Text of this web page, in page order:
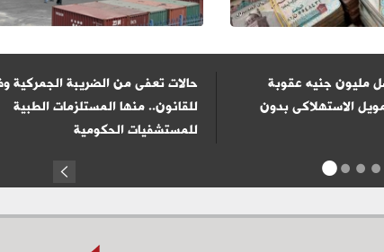
حالات تعفى من الضريبة الجمركية
للقانون.. منها المستلزمات الطبية
للمستشفيات الحكومية
مليون جنيه عقوبة
الاستهلاكى بدون
1 2 3 4
Prev